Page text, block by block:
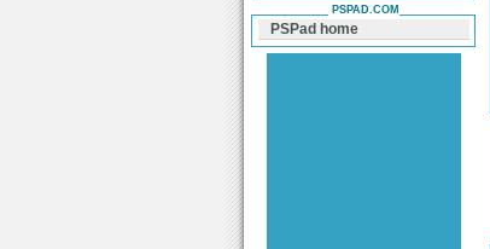
PSPAD.COM
PSPad home